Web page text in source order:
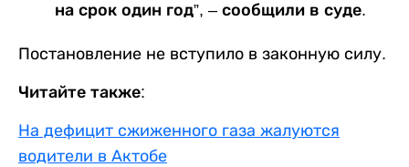
на срок один год”, – сообщили в суде.
Постановление не вступило в законную силу.
Читайте также:
На дефицит сжиженного газа жалуются
водители в Актобе